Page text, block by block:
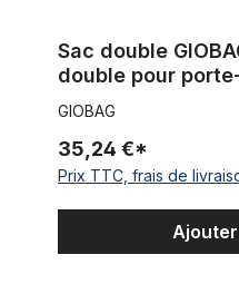
Sac double
double pour
GIOBAG
35,24 €*
Prix TTC, frais de